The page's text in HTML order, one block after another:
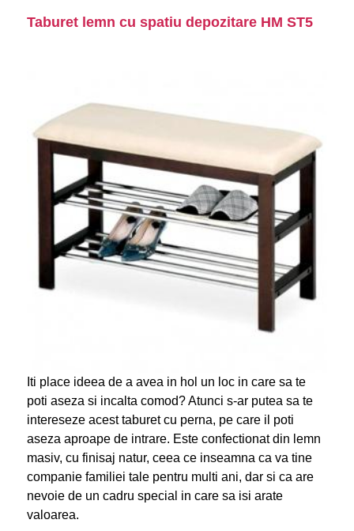
Taburet lemn cu spatiu depozitare HM ST5
Iti place ideea de a avea in hol un loc in care sa te
poti aseza si incalta comod? Atunci s-ar putea sa te
intereseze acest taburet cu perna, pe care il poti
aseza aproape de intrare. Este confectionat din lemn
masiv, cu finisaj natur, ceea ce inseamna ca va tine
companie familiei tale pentru multi ani, dar si ca are
nevoie de un cadru special in care sa isi arate
valoarea.